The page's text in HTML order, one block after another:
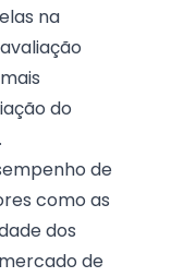
na
do
de
como as
dos
de